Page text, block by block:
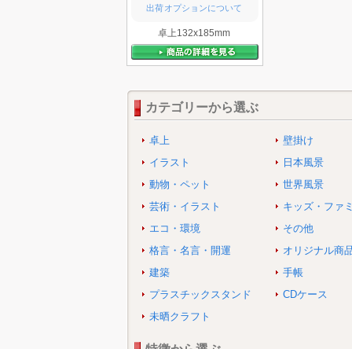
出荷オプションについて
卓上132x185mm
カテゴリーから選ぶ
卓上
壁掛け
イラスト
日本風景
動物・ペット
世界風景
芸術・イラスト
キッズ・ファ
エコ・環境
その他
格言・名言・開運
オリジナル商
建築
手帳
プラスチックスタンド
CDケース
未晒クラフト